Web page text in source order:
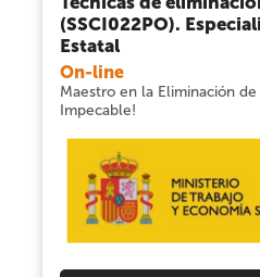
(SSCI022PO).
Estatal
On-line
Maestro en la Eliminación de
Impecable!